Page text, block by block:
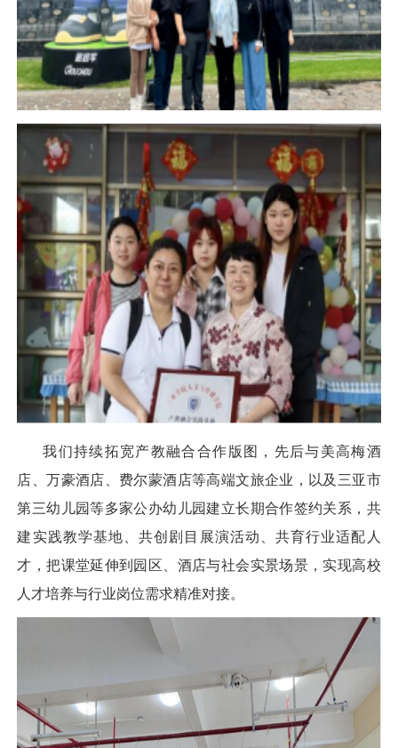
我们持续拓宽产教融合合作版图，先后与美高梅酒
店、万豪酒店、费尔蒙酒店等高端文旅企业，以及三亚市
第三幼儿园等多家公办幼儿园建立长期合作签约关系，共
建实践教学基地、共创剧目展演活动、共育行业适配人
才，把课堂延伸到园区、酒店与社会实景场景，实现高校
人才培养与行业岗位需求精准对接。